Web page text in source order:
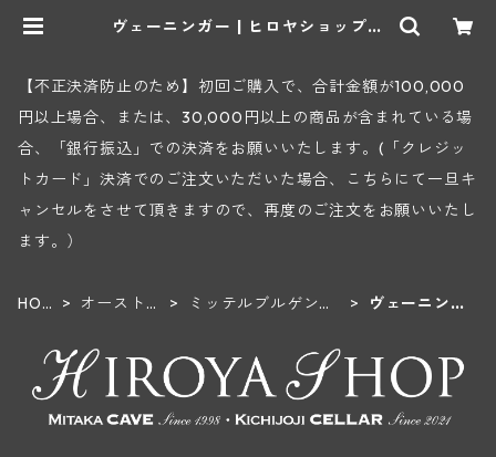
ヴェーニンガー | ヒロヤショップ
【不正決済防止のため】初回ご購入で、合計金額が100,000
円以上場合、または、30,000円以上の商品が含まれている場
合、「銀行振込」での決済をお願いいたします。(「クレジッ
トカード」決済でのご注文いただいた場合、こちらにて一旦キ
ャンセルをさせて頂きますので、再度のご注文をお願いいたし
ます。）
HOM
オーストリ
ミッテルブルゲンラ
ヴェーニンガ